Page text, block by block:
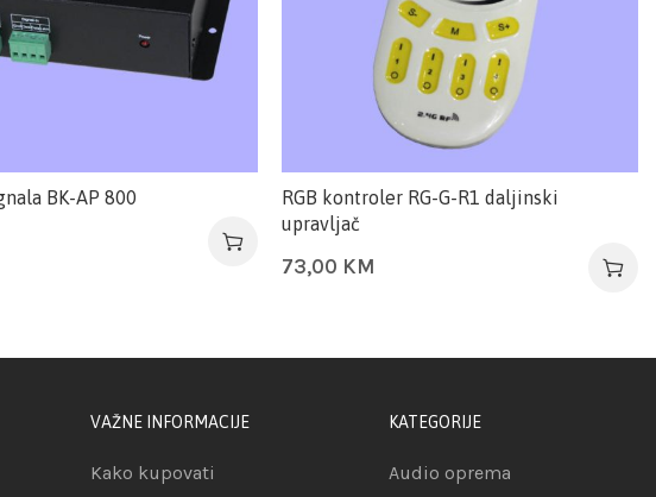
BK-AP 800
RGB kontroler RG-G-R1 daljinski
upravljač
73,00 KM
VAŽNE INFORMACIJE
Kako kupovati
KATEGORIJE
Audio oprema